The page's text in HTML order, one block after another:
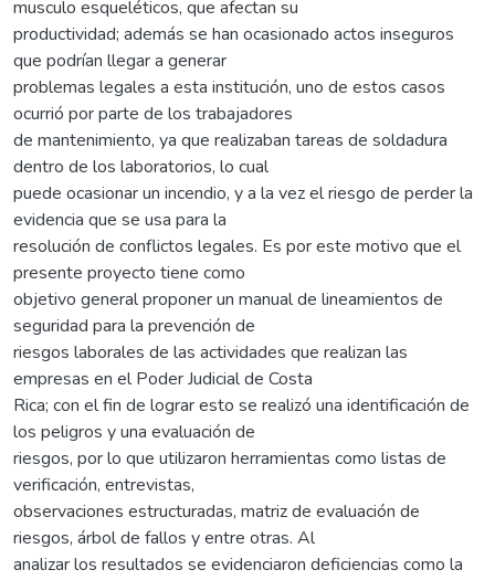
musculo esqueléticos, que afectan su
productividad; además se han ocasionado actos inseguros
que podrían llegar a generar
problemas legales a esta institución, uno de estos casos
ocurrió por parte de los trabajadores
de mantenimiento, ya que realizaban tareas de soldadura
dentro de los laboratorios, lo cual
puede ocasionar un incendio, y a la vez el riesgo de perder la
evidencia que se usa para la
resolución de conflictos legales. Es por este motivo que el
presente proyecto tiene como
objetivo general proponer un manual de lineamientos de
seguridad para la prevención de
riesgos laborales de las actividades que realizan las
empresas en el Poder Judicial de Costa
Rica; con el fin de lograr esto se realizó una identificación de
los peligros y una evaluación de
riesgos, por lo que utilizaron herramientas como listas de
verificación, entrevistas,
observaciones estructuradas, matriz de evaluación de
riesgos, árbol de fallos y entre otras. Al
analizar los resultados se evidenciaron deficiencias como la